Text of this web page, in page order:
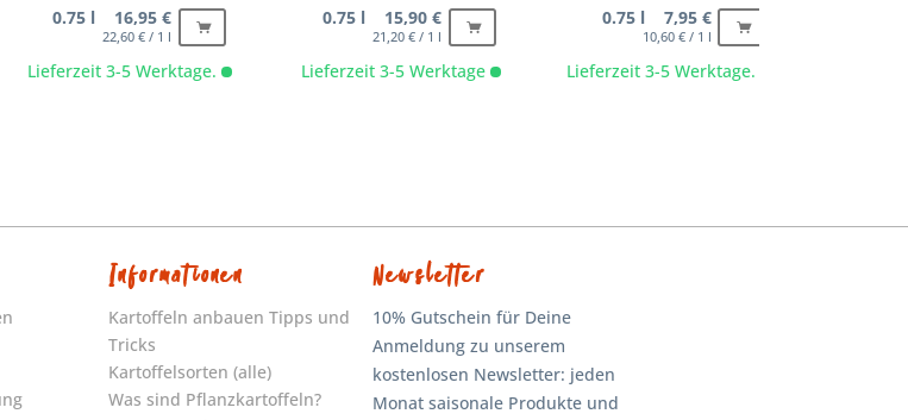
Lieferzeit 3-5 Werktage.
0.75 l 16,95 €
22,60 € / 1 l
Lieferzeit 3-5 Werktage
0.75 l 15,90 €
21,20 € / 1 l
Lieferzeit 3-5 Werktage.
0.75 l 7,95 €
10,60 € / 1 l
Informationen
Kartoffeln anbauen Tipps und
Tricks
Kartoffelsorten (alle)
Was sind Pflanzkartoffeln?
Newsletter
10% Gutschein für Deine
Anmeldung zu unserem
kostenlosen Newsletter: jeden
Monat saisonale Produkte und